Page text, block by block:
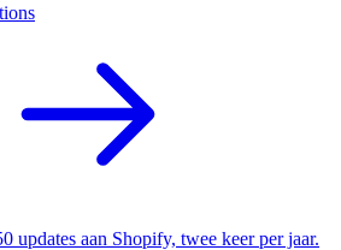
updates aan Shopify, twee keer per jaar.